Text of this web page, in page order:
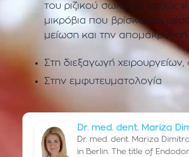
του ριζικού σωλήνα) καθώς
μικρόβια που βρίσκονται
μείωση και την απομάκρυνση
Στη διεξαγωγή
Στην εμφυτευματολογία
Dr. med. dent. Mariza
Dr. med. dent. Mariza
in Berlin. The title of